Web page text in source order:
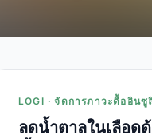
LOGI · จัดการภาวะดื้ออินซู
ลดน้ำตาลในเลือด